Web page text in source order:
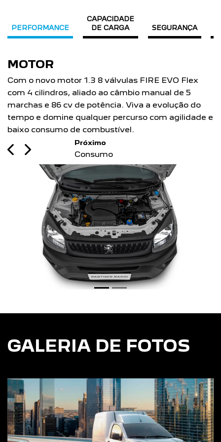
RAPID
FIRE EVO Flex
a evolução do
com agilidade e
CONSUMO
A Partner Rapid possui nota A
baixo consumo de combustível,
em áreas urbanas e 12,4 km/l
estradas.
Previous
Next
GALERIA DE FOTOS